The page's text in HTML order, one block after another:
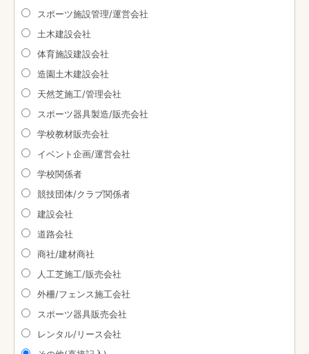
スポーツ施設管理/運営会社
土木建設会社
体育施設建設会社
造園土木建設会社
天然芝施工/管理会社
スポーツ器具製造/販売会社
学校教材販売会社
イベント企画/運営会社
学校関係者
競技団体/クラブ関係者
建設会社
道路会社
商社/建材商社
人工芝施工/販売会社
外柵/フェンス施工会社
スポーツ器具販売会社
レンタル/リース会社